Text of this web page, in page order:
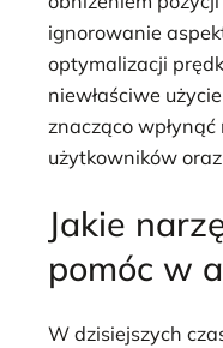
ignorowanie
optymalizacji
niewłaściwe
znacząco
użytkowników
Jakie
pomóc w
W dzisiejszych